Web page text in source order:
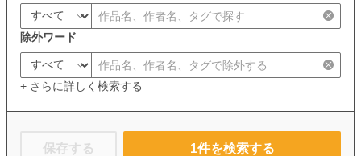
除外ワード
+ さらに詳しく検索する
保存する 1件を検索する